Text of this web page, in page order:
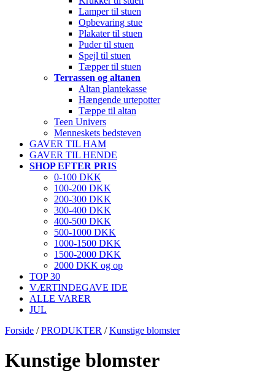
Lamper til stuen
Opbevaring stue
Plakater til stuen
Puder til stuen
Spejl til stuen
Tæpper til stuen
Terrassen og altanen
Altan plantekasse
Hængende urtepotter
Tæppe til altan
Teen Univers
Menneskets bedsteven
GAVER TIL HAM
GAVER TIL HENDE
SHOP EFTER PRIS
0-100 DKK
100-200 DKK
200-300 DKK
300-400 DKK
400-500 DKK
500-1000 DKK
1000-1500 DKK
1500-2000 DKK
2000 DKK og op
TOP 30
VÆRTINDEGAVE IDE
ALLE VARER
JUL
Forside /PRODUKTER /Kunstige blomster
Kunstige blomster